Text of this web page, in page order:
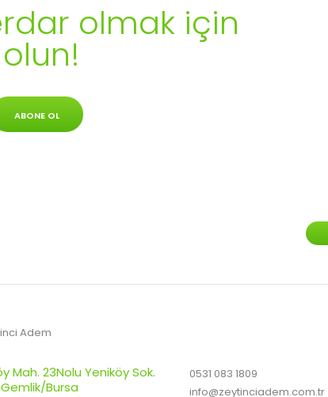
olmak için
ABONE OL
Mah. 23Nolu Yeniköy Sok.
Bursa
0531 083 1809
info@zeytinciadem.com.tr